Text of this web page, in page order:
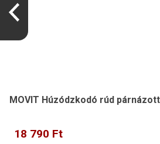
MOVIT Húzódzkodó rúd
18 790 Ft